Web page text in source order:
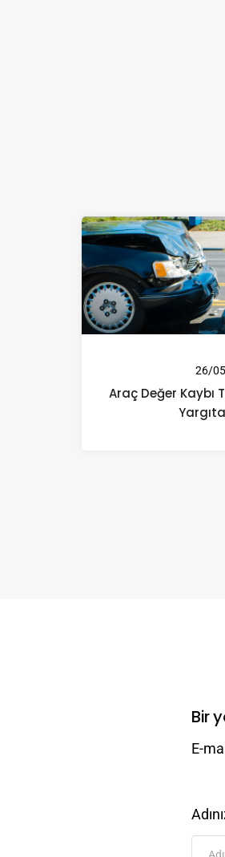
26/
Araç Değer Kaybı
Bir
E-